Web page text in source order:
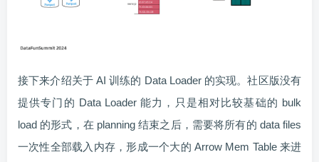
接下来介绍关于 AI 训练的 Data Loader 的实现。社区版没有
提供专门的 Data Loader 能力，只是相对比较基础的 bulk
load 的形式，在 planning 结束之后，需要将所有的 data files
一次性全部载入内存，形成一个大的 Arrow Mem Table 来进